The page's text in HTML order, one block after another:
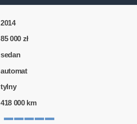
2014
85 000 zł
sedan
automat
tylny
418 000 km